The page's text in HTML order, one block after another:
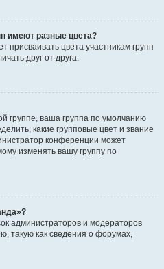
имеют разные цвета?
цвета участникам групп
друг от друга.
группе, ваша группа по умолчанию
какие групповые цвет и звание
конференции может
изменять вашу группу по
администраторов и модераторов
такую как сведения о форумах,